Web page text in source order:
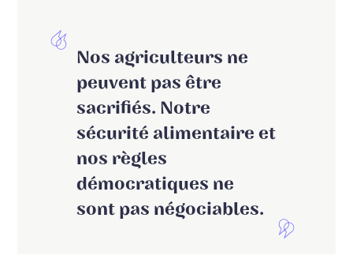
Nos agriculteurs ne
peuvent pas être
sacrifiés. Notre
sécurité alimentaire et
nos règles
démocratiques ne
sont pas négociables.